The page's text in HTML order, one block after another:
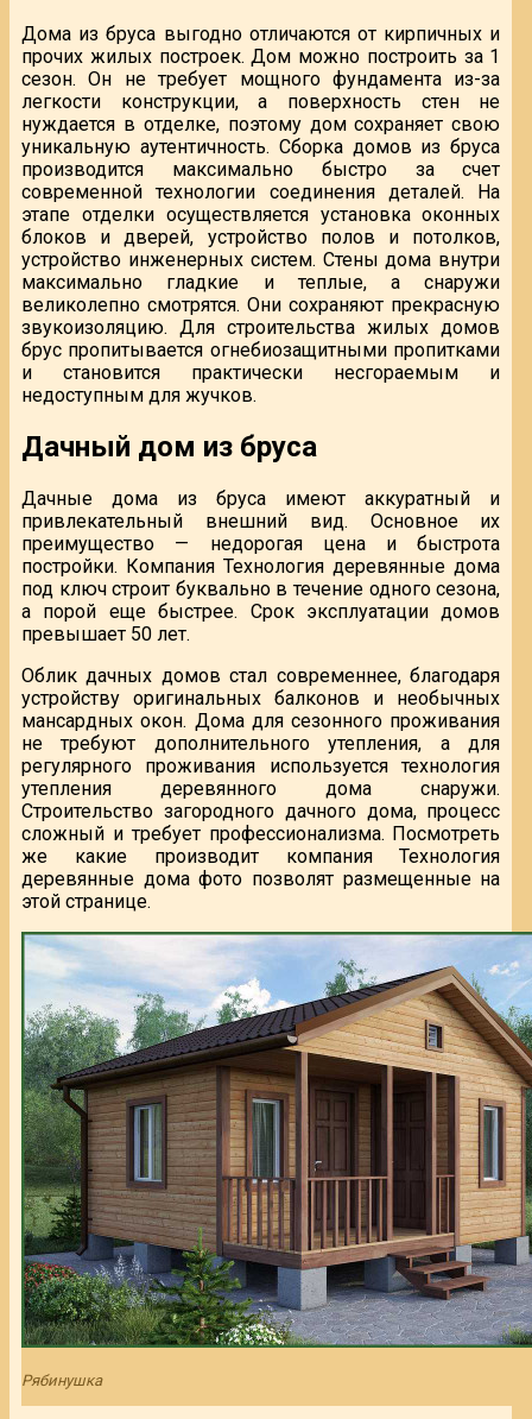
Дома из бруса выгодно отличаются от кирпичных и
прочих жилых построек. Дом можно построить за 1
сезон. Он не требует мощного фундамента из-за
легкости конструкции, а поверхность стен не
нуждается в отделке, поэтому дом сохраняет свою
уникальную аутентичность. Сборка домов из бруса
производится максимально быстро за счет
современной технологии соединения деталей. На
этапе отделки осуществляется установка оконных
блоков и дверей, устройство полов и потолков,
устройство инженерных систем. Стены дома внутри
максимально гладкие и теплые, а снаружи
великолепно смотрятся. Они сохраняют прекрасную
звукоизоляцию. Для строительства жилых домов
брус пропитывается огнебиозащитными пропитками
и становится практически несгораемым и
недоступным для жучков.
Дачный дом из бруса
Дачные дома из бруса имеют аккуратный и
привлекательный внешний вид. Основное их
преимущество — недорогая цена и быстрота
постройки. Компания Технология деревянные дома
под ключ строит буквально в течение одного сезона,
а порой еще быстрее. Срок эксплуатации домов
превышает 50 лет.
Облик дачных домов стал современнее, благодаря
устройству оригинальных балконов и необычных
мансардных окон. Дома для сезонного проживания
не требуют дополнительного утепления, а для
регулярного проживания используется технология
утепления деревянного дома снаружи.
Строительство загородного дачного дома, процесс
сложный и требует профессионализма. Посмотреть
же какие производит компания Технология
деревянные дома фото позволят размещенные на
этой странице.
Рябинушка